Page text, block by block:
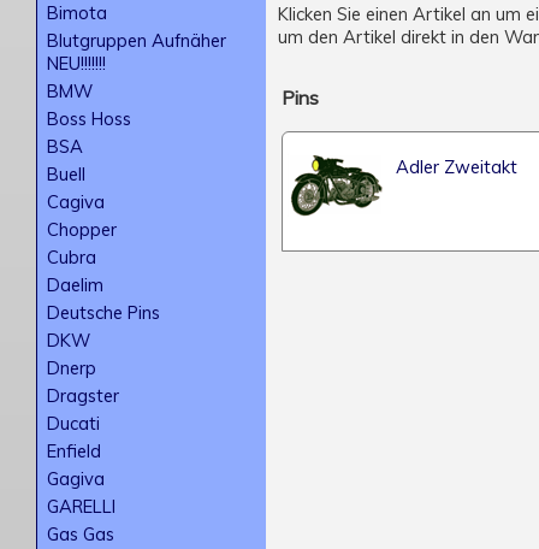
Bimota
Blutgruppen Aufnäher
NEU!!!!!!!
BMW
Boss Hoss
BSA
Buell
Cagiva
Chopper
Cubra
Daelim
Deutsche Pins
DKW
Dnerp
Dragster
Ducati
Enfield
Gagiva
GARELLI
Gas Gas
Klicken Sie einen Artikel an um
um den Artikel direkt in den
Pins
Adler Zweitakt